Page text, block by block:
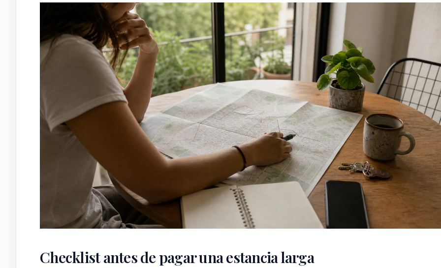
Checklist antes de pagar una estancia larga